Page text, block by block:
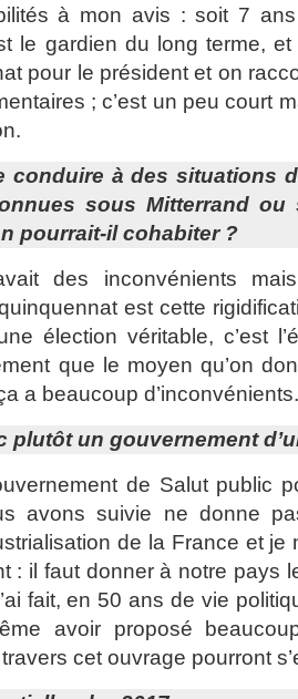
à mon avis : soit 7
le gardien du long terme,
pour le président et on
; c’est un peu court
conduire à des situations
sous Mitterrand
pourrait-il cohabiter ?
des inconvénients
est cette
élection véritable, c’est
que le moyen qu’on
a beaucoup
plutôt un gouvernement
de Salut public
avons suivie ne donne
de la France et je
: il faut donner à notre pays
fait, en 50 ans de vie
avoir proposé
cet ouvrage pourront